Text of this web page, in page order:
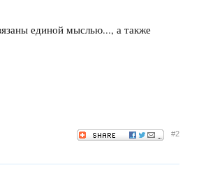
единой мыслью..., а также
#2